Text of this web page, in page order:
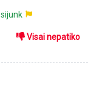
Visai nepatiko